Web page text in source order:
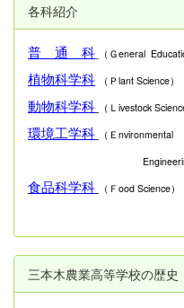
各科紹介
普 通 科 （Ｇeneral
植物科学科 （Ｐlant Science）
動物科学科 （Ｌivestock
環境工学科
（Ｅnvironmental
Engineering
食品科学科 （Ｆood Science）
三本木農業高等学校の歴史